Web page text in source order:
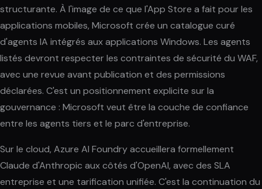
structurante. À l'image de ce que l'App Store a fait pour les
applications mobiles, Microsoft crée un catalogue curé
d'agents IA intégrés aux applications Windows. Les agents
listés devront respecter les contraintes de sécurité du WAF,
avec une revue avant publication et des permissions
déclarées. C'est un positionnement explicite sur la
gouvernance : Microsoft veut être la couche de confiance
entre les agents tiers et le parc d'entreprise.
Sur le cloud, Azure AI Foundry accueillera formellement
Claude d'Anthropic aux côtés d'OpenAI, avec des SLA
entreprise et une tarification unifiée. C'est la continuation du